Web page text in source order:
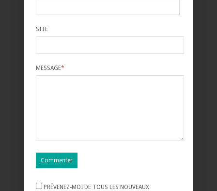
SITE
MESSAGE*
PRÉVENEZ-MOI DE TOUS LES NOUVEAUX